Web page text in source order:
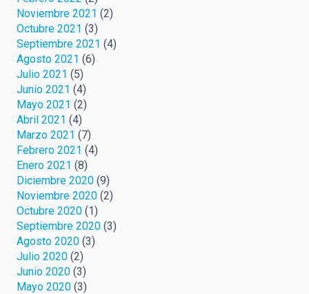
Noviembre 2021 (2)
Octubre 2021 (3)
Septiembre 2021 (4)
Agosto 2021 (6)
Julio 2021 (5)
Junio 2021 (4)
Mayo 2021 (2)
Abril 2021 (4)
Marzo 2021 (7)
Febrero 2021 (4)
Enero 2021 (8)
Diciembre 2020 (9)
Noviembre 2020 (2)
Octubre 2020 (1)
Septiembre 2020 (3)
Agosto 2020 (3)
Julio 2020 (2)
Junio 2020 (3)
Mayo 2020 (3)